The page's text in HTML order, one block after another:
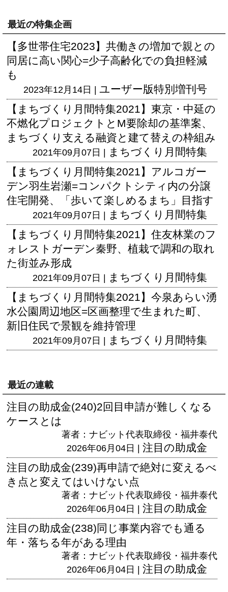
最近の特集企画
【多世帯住宅2023】共働きの増加で親との
同居に高い関心=少子高齢化での負担軽減
も
2023年12月14日 | ユーザー版特別増刊号
【まちづくり月間特集2021】東京・中延の
不燃化プロジェクトとM要除却の基準案、
まちづくり支える融資と建て替えの枠組み
2021年09月07日 | まちづくり月間特集
【まちづくり月間特集2021】アルコガー
デン羽生岩瀬=コンパクトシティ内の分譲
住宅開発、「歩いて楽しめるまち」目指す
2021年09月07日 | まちづくり月間特集
【まちづくり月間特集2021】住友林業のフ
ォレストガーデン秦野、植栽で調和の取れ
た街並み形成
2021年09月07日 | まちづくり月間特集
【まちづくり月間特集2021】今泉あらい湧
水公園周辺地区=区画整理で生まれた町、
新旧住民で景観を維持管理
2021年09月07日 | まちづくり月間特集
最近の連載
注目の助成金(240)2回目申請が難しくなる
ケースとは
著者：ナビット代表取締役・福井泰代
2026年06月04日 | 注目の助成金
注目の助成金(239)再申請で絶対に変えるべ
き点と変えてはいけない点
著者：ナビット代表取締役・福井泰代
2026年06月04日 | 注目の助成金
注目の助成金(238)同じ事業内容でも通る
年・落ちる年がある理由
著者：ナビット代表取締役・福井泰代
2026年06月04日 | 注目の助成金